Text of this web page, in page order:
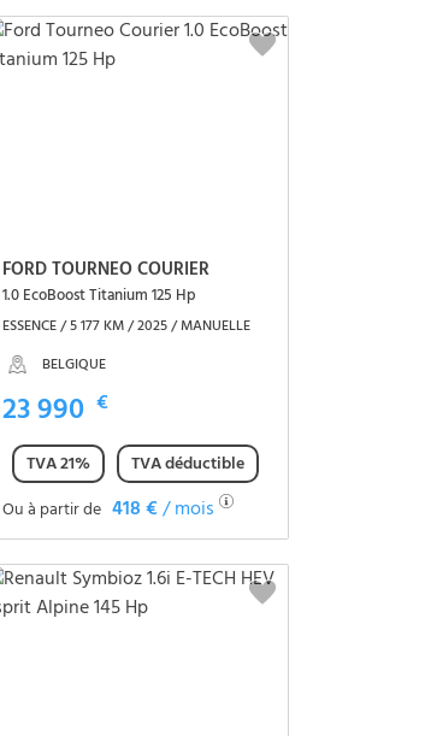
Voir le véhicule
FORD TOURNEO COURIER
1.0 EcoBoost Titanium 125 Hp
ESSENCE / 5 177 KM / 2025 / MANUELLE
BELGIQUE
23 990 €
TVA 21%
TVA déductible
Ou à partir de 418 €/ mois
Voir le véhicule